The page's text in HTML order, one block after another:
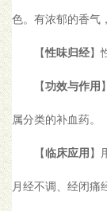
色。有浓郁的香气
【性味归经】
【功效与作用
属分类的补血药。
【临床应用 】
月经不调、经闭痛